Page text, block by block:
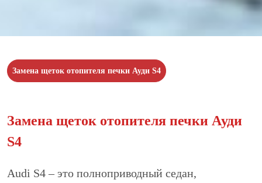
Замена щеток отопителя печки Ауди S4
Замена щеток отопителя печки Ауди
S4
Audi S4 – это полноприводный седан,